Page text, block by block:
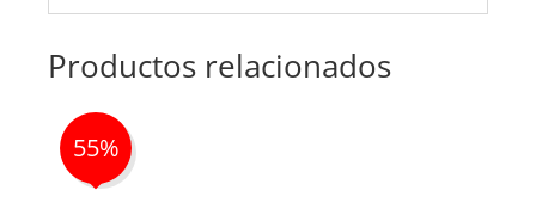
Productos relacionados
55%